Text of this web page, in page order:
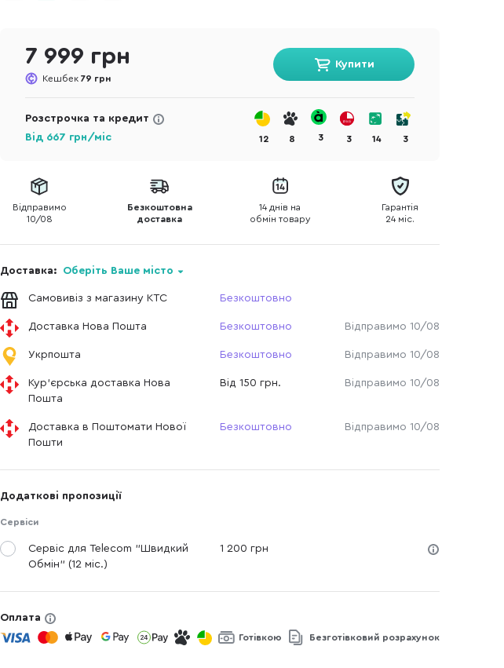
7 999 грн
Кешбек 79 грн
Купити
Розстрочка та кредит
Від 667 грн/міс 12 8 3 3 14 3
Відправимо
10/08
Безкоштовна
доставка
14 днів на
обмін товару
Гарантія
24 міс.
Доставка: Оберіть Ваше місто
Самовивіз з магазину КТС Безкоштовно
Доставка Нова Пошта Безкоштовно Відправимо 10/08
Укрпошта Безкоштовно Відправимо 10/08
Кур'єрська доставка Нова
Пошта
Від 150 грн. Відправимо 10/08
Доставка в Поштомати Нової
Пошти
Безкоштовно Відправимо 10/08
Додаткові пропозиції
Сервіси
Сервіс для Telecom "Швидкий
Обмін" (12 міс.)
1 200 грн
Оплата
Готівкою Безготівковий розрахунок